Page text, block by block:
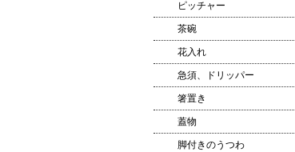
ピッチャー
茶碗
花入れ
急須、ドリッパー
箸置き
蓋物
脚付きのうつわ